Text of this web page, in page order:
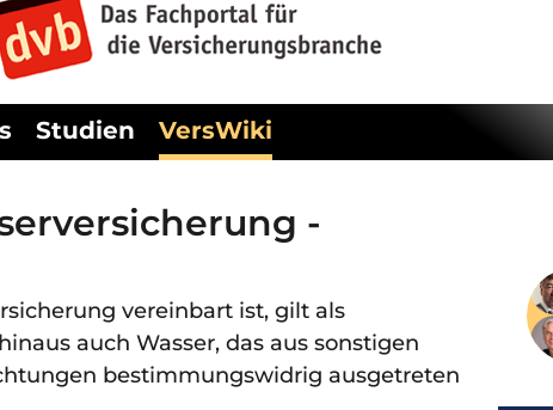
Studien VersWiki
-
vereinbart ist, gilt als
auch Wasser, das aus sonstigen
bestimmungswidrig ausgetreten